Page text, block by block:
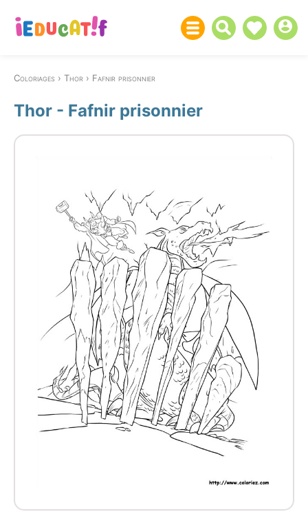
Coloriages Thor Fafnir prisonnier
Thor - Fafnir prisonnier